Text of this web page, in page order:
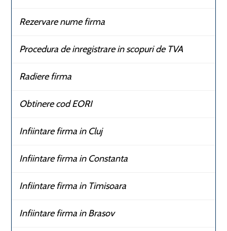
Rezervare nume firma
Procedura de inregistrare in scopuri de TVA
Radiere firma
Obtinere cod EORI
Infiintare firma in Cluj
Infiintare firma in Constanta
Infiintare firma in Timisoara
Infiintare firma in Brasov